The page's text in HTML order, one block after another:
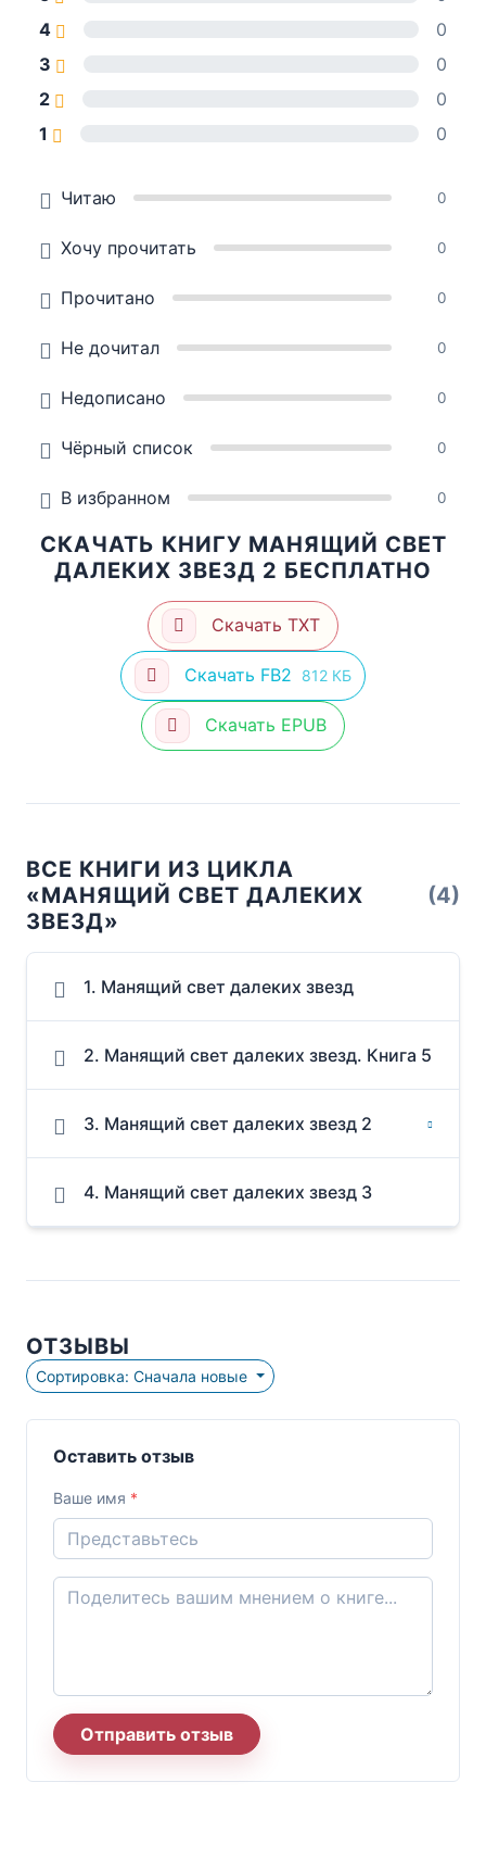
4
0
3
0
2
0
1
0
Читаю 0
Хочу прочитать 0
Прочитано 0
Не дочитал 0
Недописано 0
Чёрный список 0
В избранном 0
СКАЧАТЬ КНИГУ МАНЯЩИЙ СВЕТ
ДАЛЕКИХ ЗВЕЗД 2 БЕСПЛАТНО
Скачать TXT
Скачать FB2 812 КБ
Скачать EPUB
ВСЕ КНИГИ ИЗ ЦИКЛА
«МАНЯЩИЙ СВЕТ ДАЛЕКИХ
ЗВЕЗД»
(4)
1. Манящий свет далеких звезд
2. Манящий свет далеких звезд. Книга 5
3. Манящий свет далеких звезд 2
4. Манящий свет далеких звезд 3
ОТЗЫВЫ
Сортировка: Сначала новые
Оставить отзыв
Ваше имя *
Отправить отзыв